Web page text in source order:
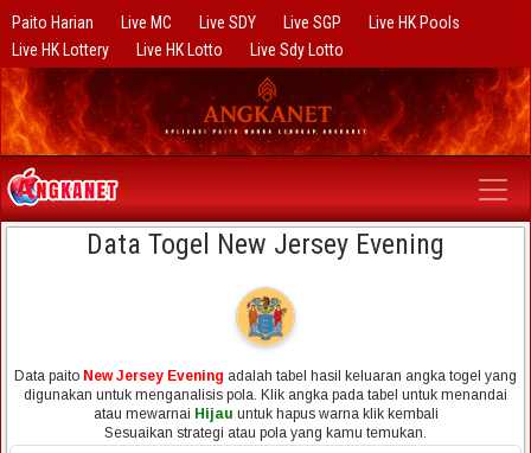
Paito Harian Live MC Live SDY Live SGP
Live HK Pools
Live HK Lottery
Live HK Lotto Live Sdy Lotto
Data Togel New Jersey Evening
Data paito New Jersey Evening adalah tabel hasil keluaran angka togel yang
digunakan untuk menganalisis pola. Klik angka pada tabel untuk menandai
atau mewarnai Hijau untuk hapus warna klik kembali
Sesuaikan strategi atau pola yang kamu temukan.